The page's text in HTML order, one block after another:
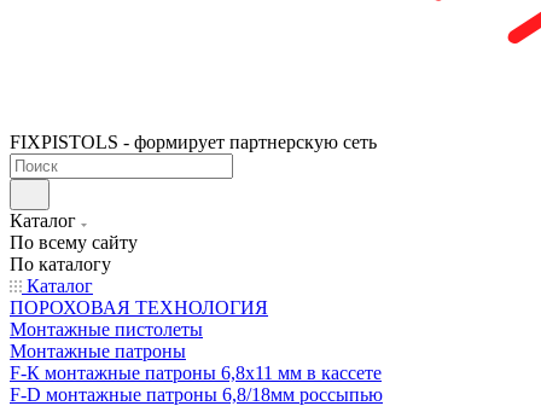
FIXPISTOLS - формирует партнерскую сеть
Каталог
По всему сайту
По каталогу
Каталог
ПОРОХОВАЯ ТЕХНОЛОГИЯ
Монтажные пистолеты
Монтажные патроны
F-К монтажные патроны 6,8х11 мм в кассете
F-D монтажные патроны 6,8/18мм россыпью